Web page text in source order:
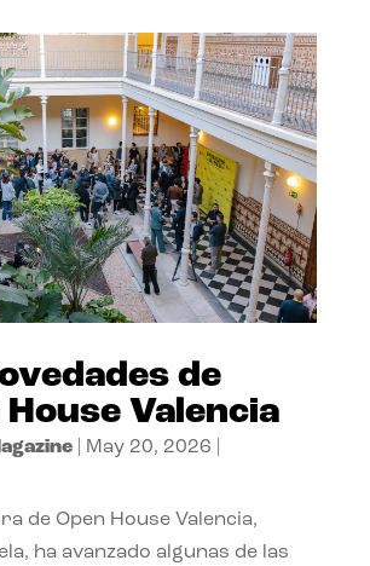
de
House Valencia
| May 20, 2026
de Open House Valencia,
ha avanzado algunas de las